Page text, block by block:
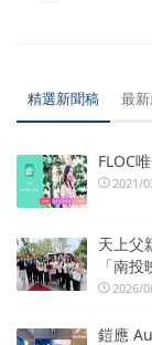
精選新聞稿 最
FLOC
2021/
天上父
「南
2026/
鎧應